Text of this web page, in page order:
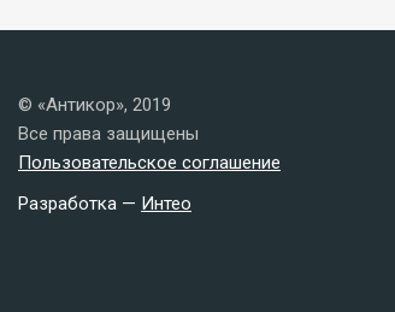
© «Антикор», 2019
Все права защищены
Пользовательское соглашение
Разработка — Интео